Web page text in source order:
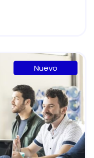
Nuevo